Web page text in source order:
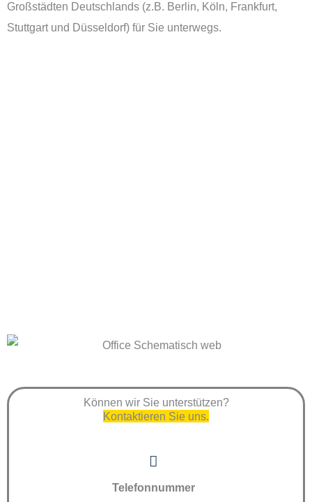
Großstädten Deutschlands (z.B. Berlin, Köln, Frankfurt,
Stuttgart und Düsseldorf) für Sie unterwegs.
Können wir Sie unterstützen?
Kontaktieren Sie uns.
Telefonnummer